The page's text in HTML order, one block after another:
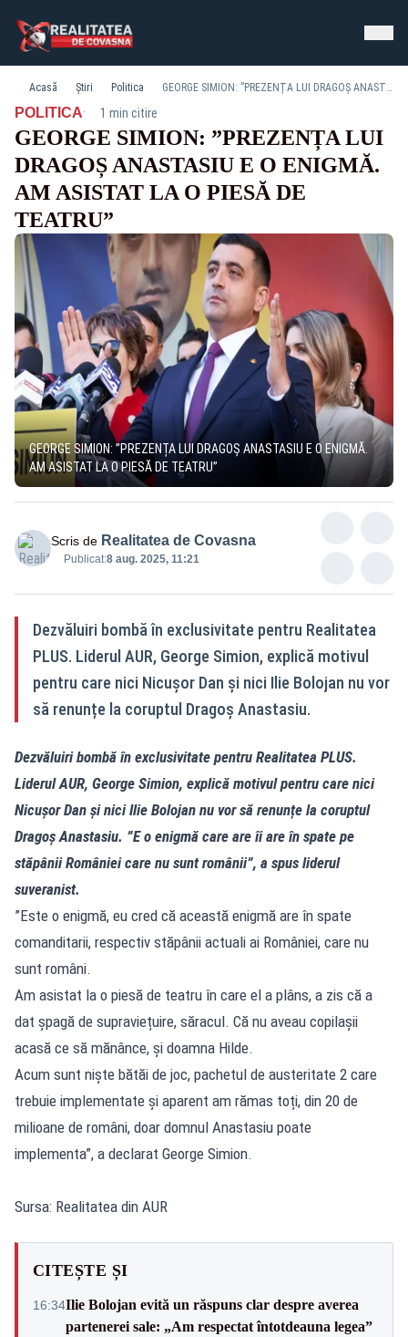
Acasă Știri Politica GEORGE SIMION: ”PREZENȚA LUI DRAGOȘ ANASTASIU E O ENIGMĂ. AM ASISTAT LA O PIESĂ DE TEATRU”
POLITICA· 1 min citire
GEORGE SIMION: ”PREZENȚA LUI
DRAGOȘ ANASTASIU E O ENIGMĂ.
AM ASISTAT LA O PIESĂ DE
TEATRU”
GEORGE SIMION: ”PREZENȚA LUI DRAGOȘ ANASTASIU E O ENIGMĂ.
AM ASISTAT LA O PIESĂ DE TEATRU”
Scris de Realitatea de Covasna
Publicat:8 aug. 2025, 11:21
Dezvăluiri bombă în exclusivitate pentru Realitatea
PLUS. Liderul AUR, George Simion, explică motivul
pentru care nici Nicușor Dan și nici Ilie Bolojan nu vor
să renunțe la coruptul Dragoș Anastasiu.
Dezvăluiri bombă în exclusivitate pentru Realitatea PLUS.
Liderul AUR, George Simion, explică motivul pentru care nici
Nicușor Dan și nici Ilie Bolojan nu vor să renunțe la coruptul
Dragoș Anastasiu. ”E o enigmă care are îi are în spate pe
stăpânii României care nu sunt românii”, a spus liderul
suveranist.
”Este o enigmă, eu cred că această enigmă are în spate
comanditarii, respectiv stăpânii actuali ai României, care nu
sunt români.
Am asistat la o piesă de teatru în care el a plâns, a zis că a
dat șpagă de supraviețuire, săracul. Că nu aveau copilașii
acasă ce să mănânce, și doamna Hilde.
Acum sunt niște bătăi de joc, pachetul de austeritate 2 care
trebuie implementate și aparent am rămas toți, din 20 de
milioane de români, doar domnul Anastasiu poate
implementa”, a declarat George Simion.
Sursa: Realitatea din AUR
CITEȘTE ȘI
16:34Ilie Bolojan evită un răspuns clar despre averea
partenerei sale: „Am respectat întotdeauna legea”